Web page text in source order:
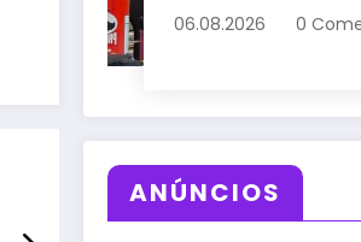
06.08.2026 0
ANÚNCIOS